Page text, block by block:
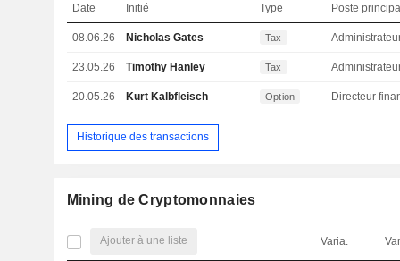
Date Initié Type Poste
08.06.26 Nicholas Gates Tax
23.05.26 Timothy Hanley Tax
20.05.26 Kurt Kalbfleisch Option
Historique des transactions
Mining de Cryptomonnaies
Ajouter à une liste Varia.